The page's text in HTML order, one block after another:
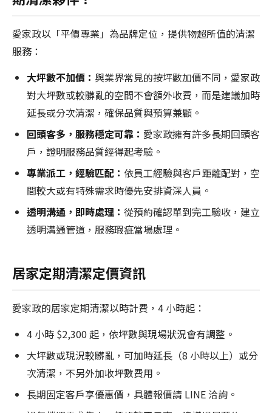
愛家政以「平價專業」為品牌定位，提供物超所值的清潔
服務：
大坪數不加價： 與業界常見的按坪數加價不同，愛家政
對大坪數或較髒亂的空間不會額外收費，而是建議加時
延長或分次清潔，確保品質與預算兼顧。
回頭客多，服務穩定可靠： 愛家政擁有許多長期回頭客
戶，證明服務品質經得起考驗。
專業派工，經驗匹配： 依員工經驗與客戶距離配對，空
間較大或有特殊需求時優先安排資深人員。
透明溝通，即時處理： 從預約確認單到完工驗收，建立
透明溝通管道，服務瑕疵當場處理。
居家定期清潔定價資訊
愛家政的居家定期清潔以時計費，4 小時起：
4 小時 $2,300 起，依坪數與現場狀況會有調整。
大坪數或現況較髒亂，可加時延長（8 小時以上）或分
次清潔，不另外加收坪數費用。
長期固定客戶享優惠價，具體報價請 LINE 洽詢。